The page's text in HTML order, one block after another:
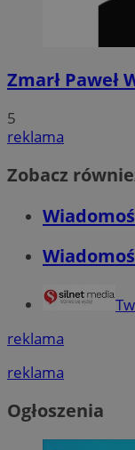
Zmarł Paweł
5
reklama
Zobacz
reklama
reklama
Ogłoszenia